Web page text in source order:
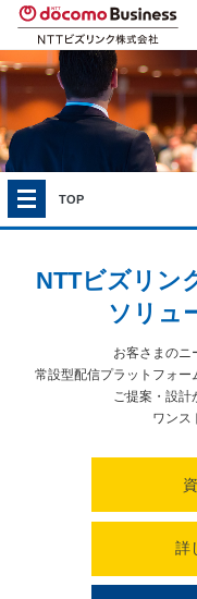
TOP
NTTビズリン
ソリュ
お客さまのニ
常設型配信プラットフォー
ご提案・設計
ワンス
詳